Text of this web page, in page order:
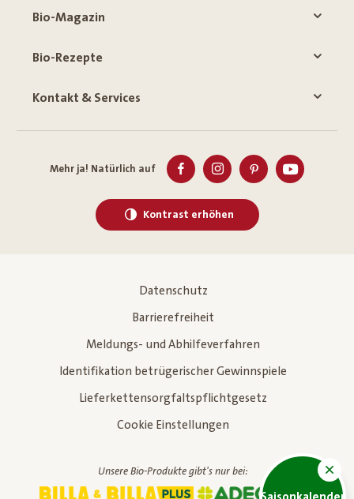
Bio-Magazin
Bio-Rezepte
Kontakt & Services
Mehr ja! Natürlich auf
Kontrast erhöhen
Datenschutz
Barrierefreiheit
Meldungs- und Abhilfeverfahren
Identifikation betrügerischer Gewinnspiele
Lieferkettensorgfaltspflichtgesetz
Cookie Einstellungen
Unsere Bio-Produkte gibt's nur bei: